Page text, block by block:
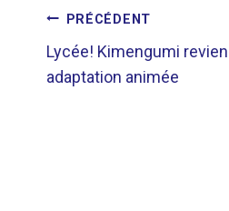
DE
PRÉCÉDENT
Lycée! Kimengumi
adaptation animée